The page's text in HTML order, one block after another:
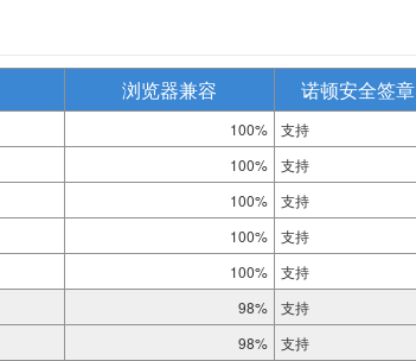
浏览器兼容 诺顿安全签章
100% 支持
100% 支持
100% 支持
100% 支持
100% 支持
98% 支持
98% 支持